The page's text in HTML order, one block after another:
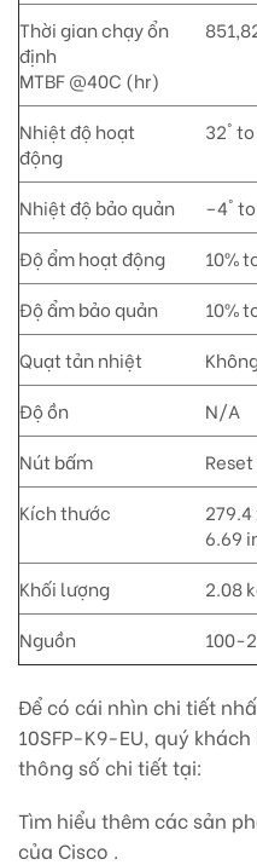
Thời gian chạy ổn
định
MTBF @40C (hr)
Nhiệt độ hoạt
động
32°
Nhiệt độ bảo quản
–4°
Độ ẩm hoạt động
10%
Độ ẩm bảo quản
10%
Quạt tản nhiệt
Độ ồn
N/A
Nút bấm
Kích thước
279.4
6.69
Khối lượng
2.08
Nguồn
100-
Để có cái nhìn chi tiết
10SFP-K9-EU, quý
thông số chi tiết tại:
Tìm hiểu thêm các sản
của Cisco .